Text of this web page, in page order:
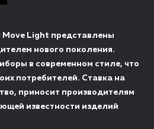
Light представлены
нового поколения.
в современном стиле, что
потребителей. Ставка на
приносит производителям
известности изделий